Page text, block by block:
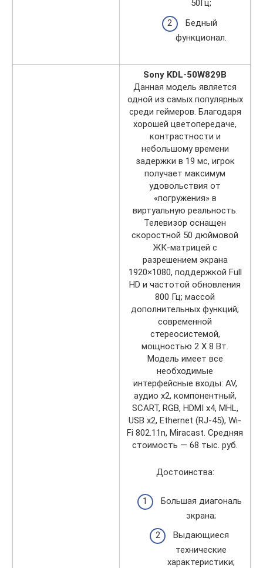
50Гц;
Бедный
функционал.
Sony KDL-50W829B
Данная модель является
одной из самых популярных
среди геймеров. Благодаря
хорошей цветопередаче,
контрастности и
небольшому времени
задержки в 19 мс, игрок
получает максимум
удовольствия от
«погружения» в
виртуальную реальность.
Телевизор оснащен
скоростной 50 дюймовой
ЖК-матрицей с
разрешением экрана
1920×1080, поддержкой Full
HD и частотой обновления
800 Гц; массой
дополнительных функций;
современной
стереосистемой,
мощностью 2 Х 8 Вт.
Модель имеет все
необходимые
интерфейсные входы: AV,
аудио x2, компонентный,
SCART, RGB, HDMI x4, MHL,
USB x2, Ethernet (RJ-45), Wi-
Fi 802.11n, Miracast. Средняя
стоимость — 68 тыс. руб.
Достоинства:
Большая диагональ
экрана;
Выдающиеся
технические
характеристики;